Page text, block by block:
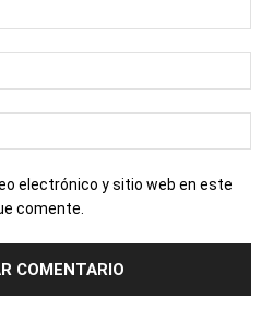
electrónico y sitio web en este
comente.